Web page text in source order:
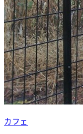
カフェ